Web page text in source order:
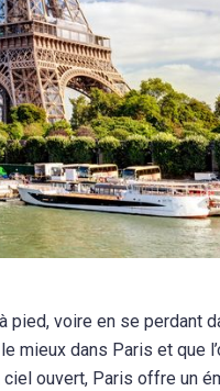
voire en se perdant
mieux dans Paris et que
ouvert, Paris offre un